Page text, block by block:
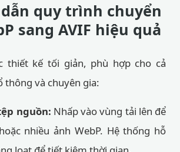
quy trình chuyển
sang AVIF hiệu quả
thiết kế tối giản, phù hợp cho cả
thông và chuyên gia:
nguồn: Nhấp vào vùng tải lên để
nhiều ảnh WebP. Hệ thống hỗ